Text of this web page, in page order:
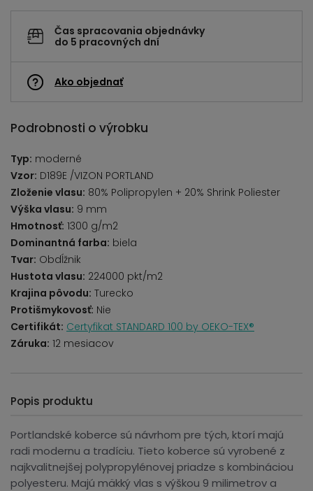
Čas spracovania objednávky
do 5 pracovných dní
Ako objednať
Podrobnosti o výrobku
Typ: moderné
Vzor: D189E /VIZON PORTLAND
Zloženie vlasu: 80% Polipropylen + 20% Shrink Poliester
Výška vlasu: 9 mm
Hmotnosť: 1300 g/m2
Dominantná farba: biela
Tvar: Obdĺžnik
Hustota vlasu: 224000 pkt/m2
Krajina pôvodu: Turecko
Protišmykovosť: Nie
Certifikát: Certyfikat STANDARD 100 by OEKO-TEX®
Záruka: 12 mesiacov
Popis produktu
Portlandské koberce sú návrhom pre tých, ktorí majú
radi modernu a tradíciu. Tieto koberce sú vyrobené z
najkvalitnejšej polypropylénovej priadze s kombináciou
polyesteru. Majú mäkký vlas s výškou 9 milimetrov a